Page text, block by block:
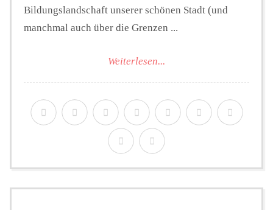
Bildungslandschaft unserer schönen Stadt (und
manchmal auch über die Grenzen ...
Weiterlesen...